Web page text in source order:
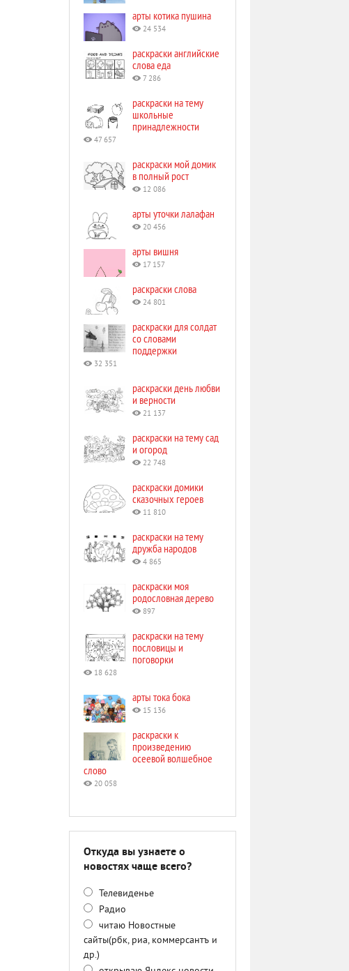
арты котика пушина
24 534
раскраски английские
слова еда
7 286
раскраски на тему
школьные
принадлежности
47 657
раскраски мой домик
в полный рост
12 086
арты уточки лалафан
20 456
арты вишня
17 157
раскраски слова
24 801
раскраски для солдат
со словами
поддержки
32 351
раскраски день любви
и верности
21 137
раскраски на тему сад
и огород
22 748
раскраски домики
сказочных героев
11 810
раскраски на тему
дружба народов
4 865
раскраски моя
родословная дерево
897
раскраски на тему
пословицы и
поговорки
18 628
арты тока бока
15 136
раскраски к
произведению
осеевой волшебное
слово
20 058
Откуда вы узнаете о
новостях чаще всего?
Телевиденье
Радио
читаю Новостные
сайты(рбк, риа, коммерсантъ и
др.)